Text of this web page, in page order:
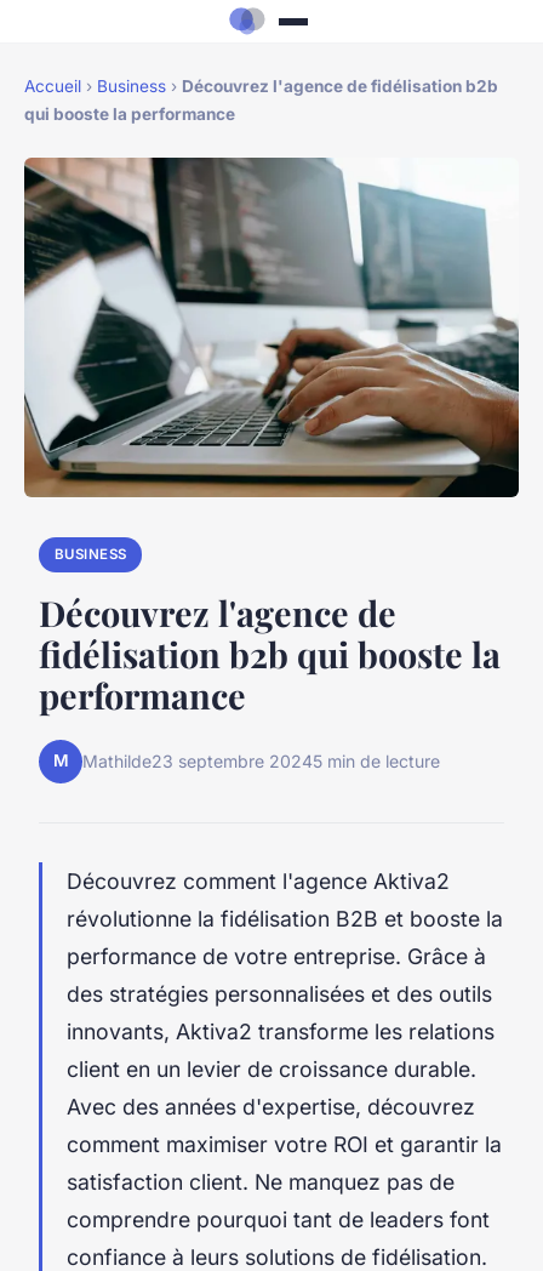
Accueil › Business › Découvrez l'agence de fidélisation b2b
qui booste la performance
BUSINESS
Découvrez l'agence de
fidélisation b2b qui booste la
performance
M Mathilde23 septembre 20245 min de lecture
Découvrez comment l'agence Aktiva2
révolutionne la fidélisation B2B et booste la
performance de votre entreprise. Grâce à
des stratégies personnalisées et des outils
innovants, Aktiva2 transforme les relations
client en un levier de croissance durable.
Avec des années d'expertise, découvrez
comment maximiser votre ROI et garantir la
satisfaction client. Ne manquez pas de
comprendre pourquoi tant de leaders font
confiance à leurs solutions de fidélisation.